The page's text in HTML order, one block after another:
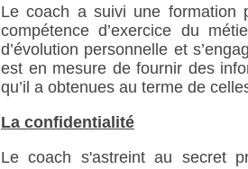
Le coach a suivi une formation
compétence d’exercice du
d’évolution personnelle et
est en mesure de fournir des
qu’il a obtenues au terme de
La confidentialité
Le coach s'astreint au secret